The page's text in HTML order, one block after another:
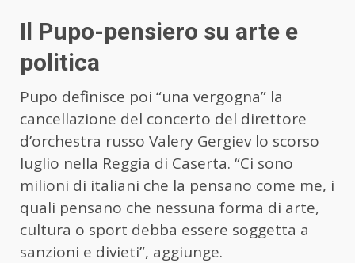
Il Pupo-pensiero su arte e
politica
Pupo definisce poi “una vergogna” la
cancellazione del concerto del direttore
d’orchestra russo Valery Gergiev lo scorso
luglio nella Reggia di Caserta. “Ci sono
milioni di italiani che la pensano come me, i
quali pensano che nessuna forma di arte,
cultura o sport debba essere soggetta a
sanzioni e divieti”, aggiunge.